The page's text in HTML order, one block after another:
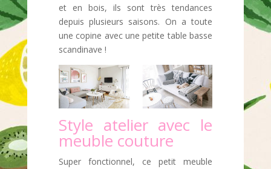
et en bois, ils sont très tendances
depuis plusieurs saisons. On a toute
une copine avec une petite table basse
scandinave !
Style atelier avec le
meuble couture
Super fonctionnel, ce petit meuble